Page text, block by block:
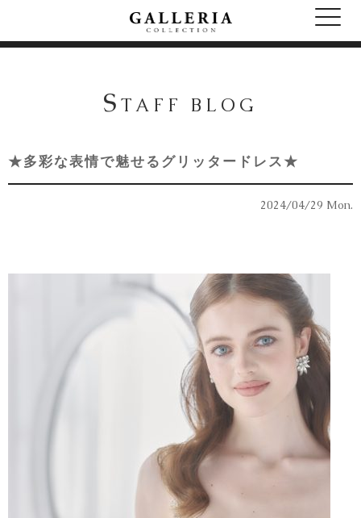
S TAFF BLOG
★多彩な表情で魅せるグリッタードレス★
2024/04/29 Mon.